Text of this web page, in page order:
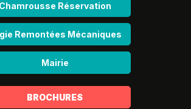
Chamrousse Réservation
Remontées Mécaniques
Mairie
BROCHURES